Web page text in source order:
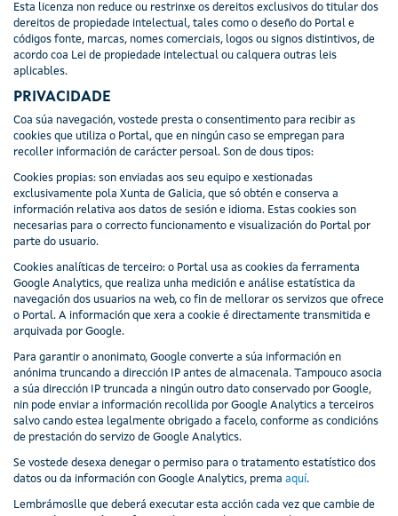
Esta licenza non reduce ou restrinxe os dereitos exclusivos do titular dos
dereitos de propiedade intelectual, tales como o deseño do Portal e
códigos fonte, marcas, nomes comerciais, logos ou signos distintivos, de
acordo coa Lei de propiedade intelectual ou calquera outras leis
aplicables.
PRIVACIDADE
Coa súa navegación, vostede presta o consentimento para recibir as
cookies que utiliza o Portal, que en ningún caso se empregan para
recoller información de carácter persoal. Son de dous tipos:
Cookies propias: son enviadas aos seu equipo e xestionadas
exclusivamente pola Xunta de Galicia, que só obtén e conserva a
información relativa aos datos de sesión e idioma. Estas cookies son
necesarias para o correcto funcionamento e visualización do Portal por
parte do usuario.
Cookies analíticas de terceiro: o Portal usa as cookies da ferramenta
Google Analytics, que realiza unha medición e análise estatística da
navegación dos usuarios na web, co fin de mellorar os servizos que ofrece
o Portal. A información que xera a cookie é directamente transmitida e
arquivada por Google.
Para garantir o anonimato, Google converte a súa información en
anónima truncando a dirección IP antes de almacenala. Tampouco asocia
a súa dirección IP truncada a ningún outro dato conservado por Google,
nin pode enviar a información recollida por Google Analytics a terceiros
salvo cando estea legalmente obrigado a facelo, conforme as condicións
de prestación do servizo de Google Analytics.
Se vostede desexa denegar o permiso para o tratamento estatístico dos
datos ou da información con Google Analytics, prema aquí.
Lembrámoslle que deberá executar esta acción cada vez que cambie de